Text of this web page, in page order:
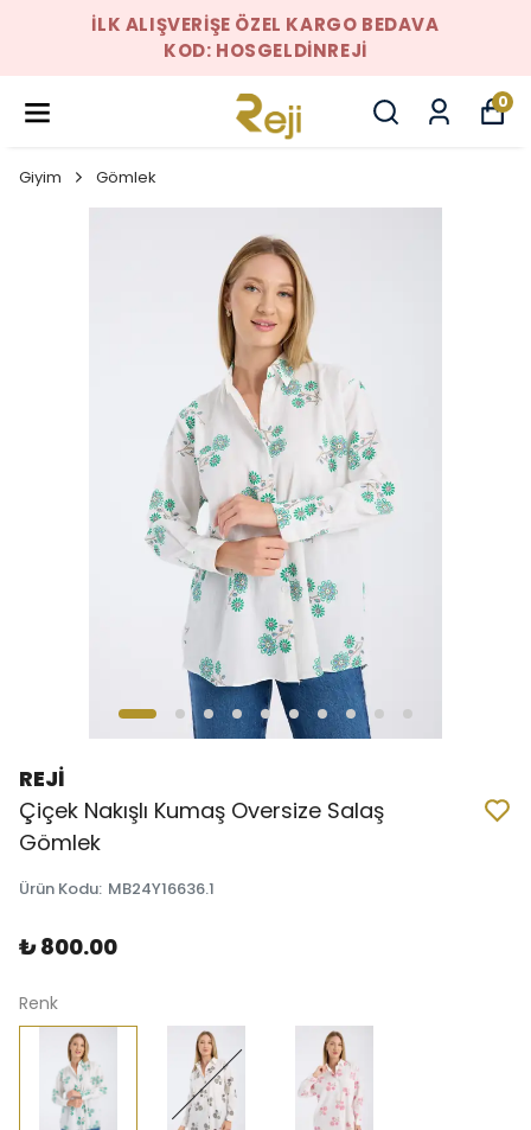
İLK ALIŞVERIŞE ÖZEL KARGO BEDAVA
KOD: HOSGELDINREJI
0
Giyim Gömlek
REJİ
Çiçek Nakışlı Kumaş Oversize Salaş
Gömlek
Ürün Kodu: MB24Y16636.1
₺ 800.00
Renk